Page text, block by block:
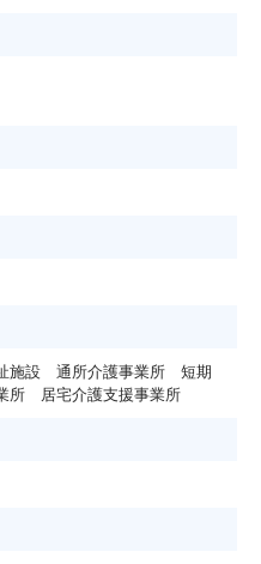
施設 通所介護事業所 短期
所 居宅介護支援事業所